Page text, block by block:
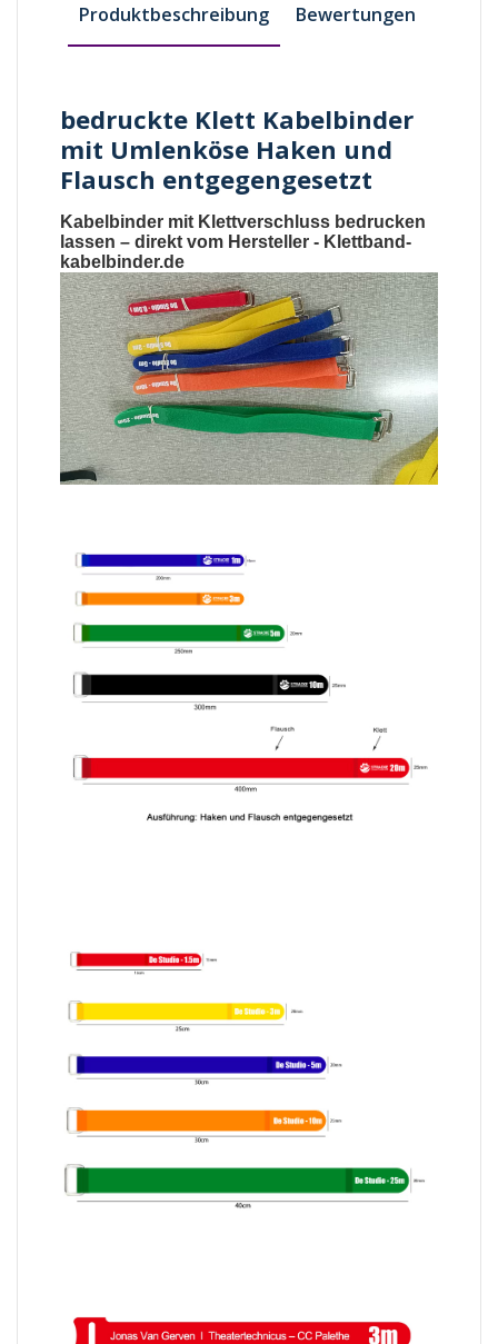
Produktbeschreibung Bewertungen
bedruckte Klett Kabelbinder
mit Umlenköse Haken und
Flausch entgegengesetzt
Kabelbinder mit Klettverschluss bedrucken
lassen – direkt vom Hersteller - Klettband-
kabelbinder.de